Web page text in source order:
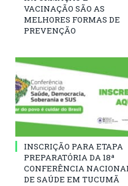
VACINAÇÃO SÃO AS
MELHORES FORMAS DE
PREVENÇÃO
INSCRIÇÃO PARA ETAPA
PREPARATÓRIA DA 18ª
CONFERÊNCIA
DE SAÚDE EM TUCUMÃ